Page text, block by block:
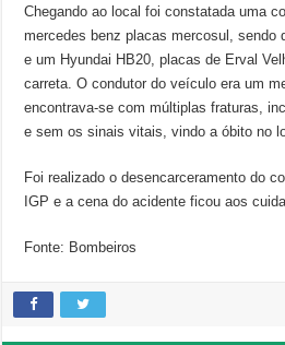
Chegando ao local foi constatada uma
mercedes benz placas mercosul, sendo
e um Hyundai HB20, placas de Erval
carreta. O condutor do veículo era um
encontrava-se com múltiplas fraturas,
e sem os sinais vitais, vindo a óbito no
Foi realizado o desencarceramento do
IGP e a cena do acidente ficou aos
Fonte: Bombeiros